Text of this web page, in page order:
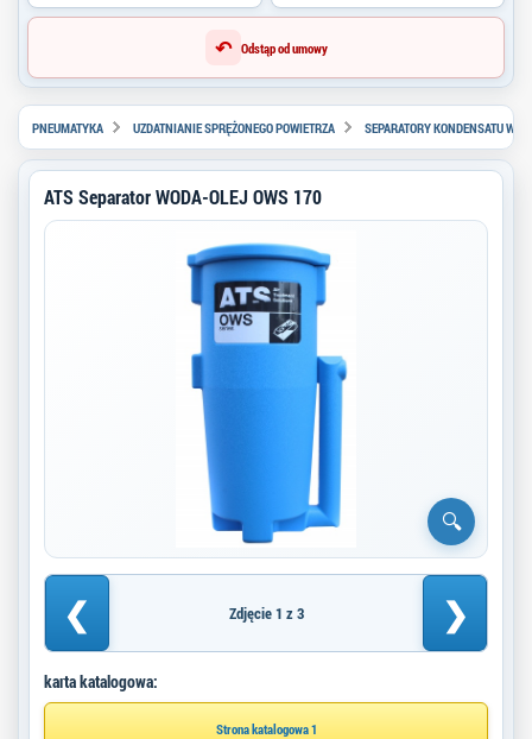
↶ Odstąp od umowy
PNEUMATYKA UZDATNIANIE SPRĘŻONEGO POWIETRZA SEPARATORY KONDENSATU
ATS Separator WODA-OLEJ OWS 170
❮ Zdjęcie 1 z 3 ❯
karta katalogowa:
Strona katalogowa 1